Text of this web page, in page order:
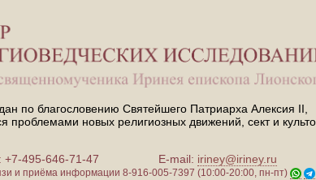
по благословению Святейшего Патриарха Алексия II,
проблемами новых религиозных движений, сект и
+7-495-646-71-47 E-mail: iriney@iriney.ru
и приёма информации 8-916-005-7397 (10:00-20:00, пн-пт)